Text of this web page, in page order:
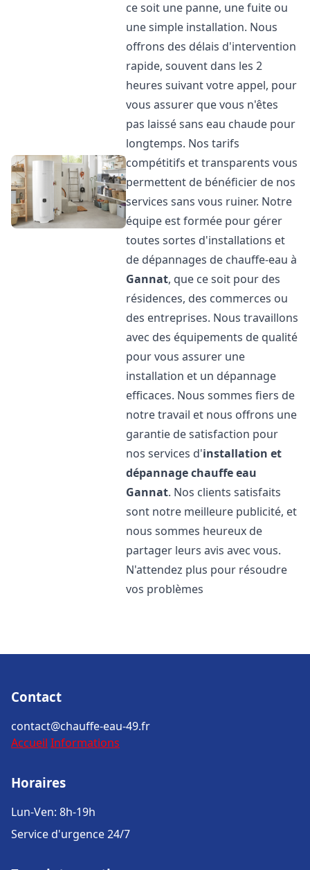
ce soit une panne, une fuite ou
une simple installation. Nous
offrons des délais d'intervention
rapide, souvent dans les 2
heures suivant votre appel, pour
vous assurer que vous n'êtes
pas laissé sans eau chaude pour
longtemps. Nos tarifs
compétitifs et transparents vous
permettent de bénéficier de nos
services sans vous ruiner. Notre
équipe est formée pour gérer
toutes sortes d'installations et
de dépannages de chauffe-eau à
Gannat, que ce soit pour des
résidences, des commerces ou
des entreprises. Nous travaillons
avec des équipements de qualité
pour vous assurer une
installation et un dépannage
efficaces. Nous sommes fiers de
notre travail et nous offrons une
garantie de satisfaction pour
nos services d'installation et
dépannage chauffe eau
Gannat. Nos clients satisfaits
sont notre meilleure publicité, et
nous sommes heureux de
partager leurs avis avec vous.
N'attendez plus pour résoudre
vos problèmes
Contact
contact@chauffe-eau-49.fr
Accueil Informations
Horaires
Lun-Ven: 8h-19h
Service d'urgence 24/7